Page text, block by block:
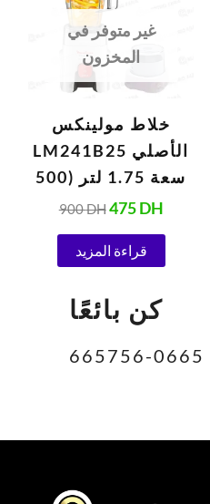
غير متوفر في
المخزون
خلاط مولينكس
LM241B25 الأصلي
سعة 1.75 لتر (500
واط، 220 فولت،
أبيض)
900DH475DH
قراءة المزيد
كن بائعًا